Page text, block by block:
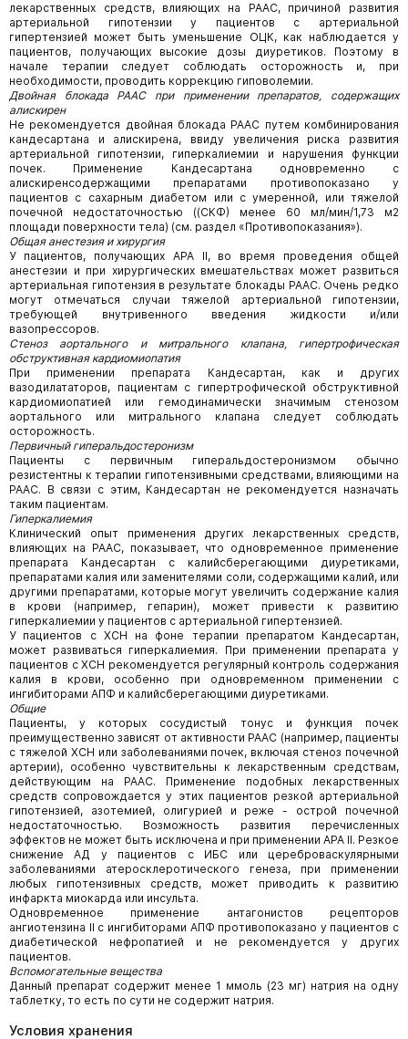
лекарственных средств, влияющих на РААС, причиной развития
артериальной гипотензии у пациентов с артериальной
гипертензией может быть уменьшение ОЦК, как наблюдается у
пациентов, получающих высокие дозы диуретиков. Поэтому в
начале терапии следует соблюдать осторожность и, при
необходимости, проводить коррекцию гиповолемии.
Двойная блокада РААС при применении препаратов, содержащих
алискирен
Не рекомендуется двойная блокада РААС путем комбинирования
кандесартана и алискирена, ввиду увеличения риска развития
артериальной гипотензии, гиперкалиемии и нарушения функции
почек. Применение Кандесартана одновременно с
алискиренсодержащими препаратами противопоказано у
пациентов с сахарным диабетом или с умеренной, или тяжелой
почечной недостаточностью ((СКФ) менее 60 мл/мин/1,73 м2
площади поверхности тела) (см. раздел «Противопоказания»).
Общая анестезия и хирургия
У пациентов, получающих АРА II, во время проведения общей
анестезии и при хирургических вмешательствах может развиться
артериальная гипотензия в результате блокады РААС. Очень редко
могут отмечаться случаи тяжелой артериальной гипотензии,
требующей внутривенного введения жидкости и/или
вазопрессоров.
Стеноз аортального и митрального клапана, гипертрофическая
обструктивная кардиомиопатия
При применении препарата Кандесартан, как и других
вазодилататоров, пациентам с гипертрофической обструктивной
кардиомиопатией или гемодинамически значимым стенозом
аортального или митрального клапана следует соблюдать
осторожность.
Первичный гиперальдостеронизм
Пациенты с первичным гиперальдостеронизмом обычно
резистентны к терапии гипотензивными средствами, влияющими на
РААС. В связи с этим, Кандесартан не рекомендуется назначать
таким пациентам.
Гиперкалиемия
Клинический опыт применения других лекарственных средств,
влияющих на РААС, показывает, что одновременное применение
препарата Кандесартан с калийсберегающими диуретиками,
препаратами калия или заменителями соли, содержащими калий, или
другими препаратами, которые могут увеличить содержание калия
в крови (например, гепарин), может привести к развитию
гиперкалиемии у пациентов с артериальной гипертензией.
У пациентов с ХСН на фоне терапии препаратом Кандесартан,
может развиваться гиперкалиемия. При применении препарата у
пациентов с ХСН рекомендуется регулярный контроль содержания
калия в крови, особенно при одновременном применении с
ингибиторами АПФ и калийсберегающими диуретиками.
Общие
Пациенты, у которых сосудистый тонус и функция почек
преимущественно зависят от активности РААС (например, пациенты
с тяжелой ХСН или заболеваниями почек, включая стеноз почечной
артерии), особенно чувствительны к лекарственным средствам,
действующим на РААС. Применение подобных лекарственных
средств сопровождается у этих пациентов резкой артериальной
гипотензией, азотемией, олигурией и реже - острой почечной
недостаточностью. Возможность развития перечисленных
эффектов не может быть исключена и при применении АРА II. Резкое
снижение АД у пациентов с ИБС или цереброваскулярными
заболеваниями атеросклеротического генеза, при применении
любых гипотензивных средств, может приводить к развитию
инфаркта миокарда или инсульта.
Одновременное применение антагонистов рецепторов
ангиотензина II с ингибиторами АПФ противопоказано у пациентов с
диабетической нефропатией и не рекомендуется у других
пациентов.
Вспомогательные вещества
Данный препарат содержит менее 1 ммоль (23 мг) натрия на одну
таблетку, то есть по сути не содержит натрия.
Условия хранения